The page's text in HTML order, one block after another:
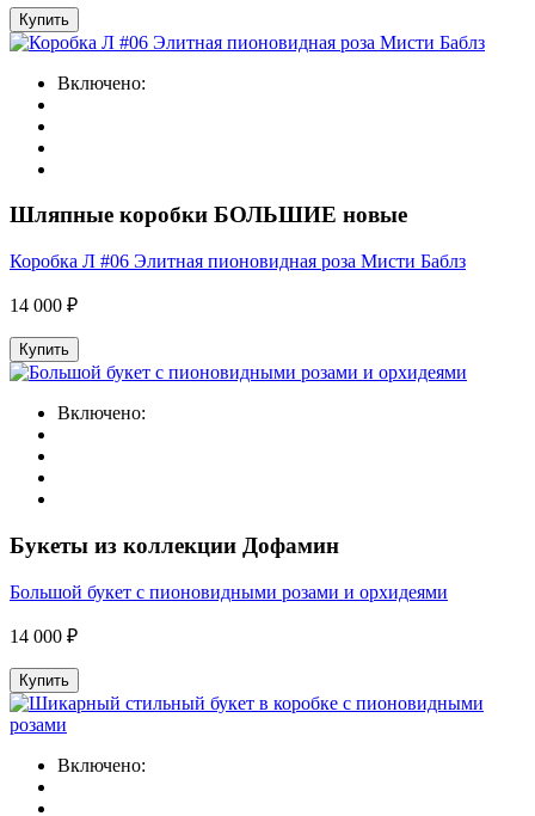
Купить
Включено:
Шляпные коробки БОЛЬШИЕ новые
Коробка Л #06 Элитная пионовидная роза Мисти Баблз
14 000 ₽
Купить
Включено:
Букеты из коллекции Дофамин
Большой букет с пионовидными розами и орхидеями
14 000 ₽
Купить
Включено: